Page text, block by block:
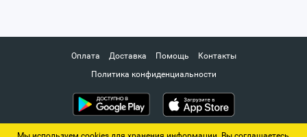
Оплата Доставка Помощь
Контакты
Политика конфиденциальности